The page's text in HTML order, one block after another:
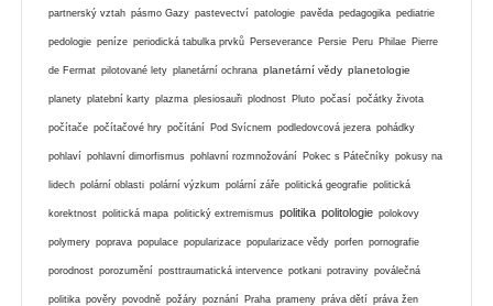
partnerský vztah pásmo Gazy pastevectví patologie pavěda pedagogika pediatrie
pedologie peníze periodická tabulka prvků Perseverance Persie Peru Philae Pierre
de Fermat pilotované lety planetární ochrana planetární vědy planetologie
planety platební karty plazma plesiosauři plodnost Pluto počasí počátky života
počítače počítačové hry počítání Pod Svícnem podledovcová jezera pohádky
pohlaví pohlavní dimorfismus pohlavní rozmnožování Pokec s Pátečníky pokusy na
lidech polární oblasti polární výzkum polární záře politická geografie politická
korektnost politická mapa politický extremismus politika politologie polokovy
polymery poprava populace popularizace popularizace vědy porfen pornografie
porodnost porozumění posttraumatická intervence potkani potraviny poválečná
politika pověry povodně požáry poznání Praha prameny práva dětí práva žen